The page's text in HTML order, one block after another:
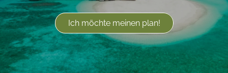
Ich möchte meinen plan!